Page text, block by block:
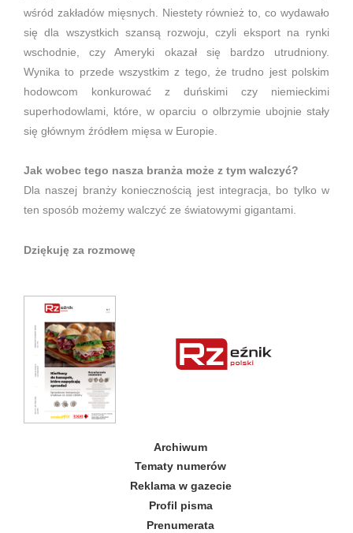
wśród zakładów mięsnych. Niestety również to, co wydawało
się dla wszystkich szansą rozwoju, czyli eksport na rynki
wschodnie, czy Ameryki okazał się bardzo utrudniony.
Wynika to przede wszystkim z tego, że trudno jest polskim
hodowcom konkurować z duńskimi czy niemieckimi
superhodowlami, które, w oparciu o olbrzymie ubojnie stały
się głównym źródłem mięsa w Europie.
Jak wobec tego nasza branża może z tym walczyć?
Dla naszej branży koniecznością jest integracja, bo tylko w
ten sposób możemy walczyć ze światowymi gigantami.
Dziękuję za rozmowę
Archiwum
Tematy numerów
Reklama w gazecie
Profil pisma
Prenumerata